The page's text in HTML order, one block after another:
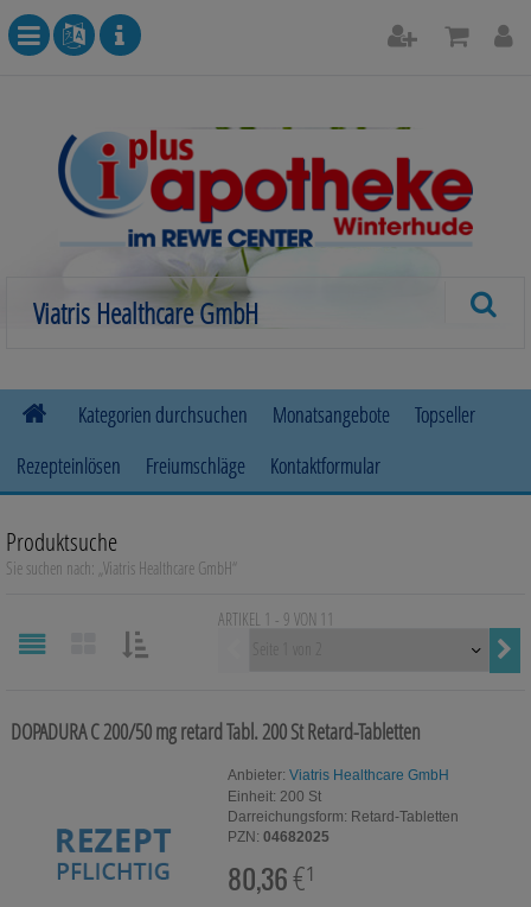
Kategorien durchsuchen
Allergie
Auge, Ohr, Nase & Mund
Blase, Niere & Urogenitaltrakt
Erkältungskrankheiten
Magen/Darm & Leber/Galle
Monatsangebote
Topseller
Rezepteinlösen
Freiumschläge Kontaktformular
Produktsuche
Sie suchen nach: Viatris Healthcare GmbH
ARTIKEL 1 - 9 VON
DOPADURA C 200/50 mg retard Tabl.200 StRetard-Tabletten
Anbieter: Viatris Healthcare GmbH
Einheit: 200 St
Darreichungsform: Retard-Tabletten
PZN: 04682025
80,36€¹